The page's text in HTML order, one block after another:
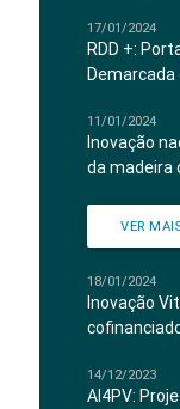
17/01/2024
RDD +:
Demarcada
11/01/2024
Inovação
da madeira
VER
18/01/2024
Inovação
14/12/2023
AI4PV: